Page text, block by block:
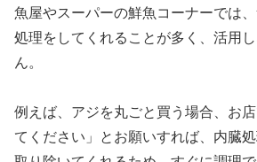
魚屋やスーパーの鮮魚コーナーでは
処理をしてくれることが多く、活用
ん。
例えば、アジを丸ごと買う場合、お
てください」とお願いすれば、内臓